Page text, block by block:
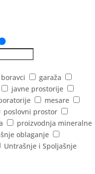
garaža
javne prostorije
mesare
poslovni prostor
proizvodnja mineralne
oblaganje
Untrašnje i Spoljašnje